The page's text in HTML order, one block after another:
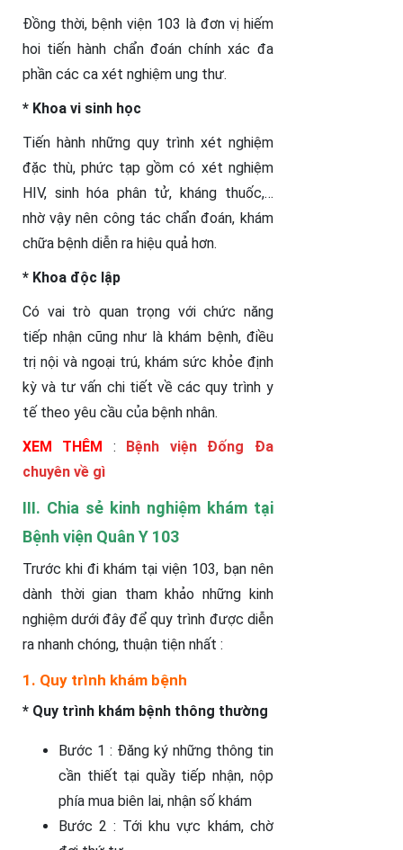
Đồng thời, bệnh viện 103 là đơn vị hiếm
hoi tiến hành chẩn đoán chính xác đa
phần các ca xét nghiệm ung thư.
* Khoa vi sinh học
Tiến hành những quy trình xét nghiệm
đặc thù, phức tạp gồm có xét nghiệm
HIV, sinh hóa phân tử, kháng thuốc,…
nhờ vậy nên công tác chẩn đoán, khám
chữa bệnh diễn ra hiệu quả hơn.
* Khoa độc lập
Có vai trò quan trọng với chức năng
tiếp nhận cũng như là khám bệnh, điều
trị nội và ngoại trú, khám sức khỏe định
kỳ và tư vấn chi tiết về các quy trình y
tế theo yêu cầu của bệnh nhân.
️️️XEM THÊM
:
Bệnh viện Đống Đa
chuyên về gì
III. Chia sẻ kinh nghiệm khám tại
Bệnh viện Quân Y 103
Trước khi đi khám tại viện 103, bạn nên
dành thời gian tham khảo những kinh
nghiệm dưới đây để quy trình được diễn
ra nhanh chóng, thuận tiện nhất :
1. Quy trình khám bệnh
* Quy trình khám bệnh thông thường
Bước 1 : Đăng ký những thông tin
cần thiết tại quầy tiếp nhận, nộp
phía mua biên lai, nhận số khám
Bước 2 : Tới khu vực khám, chờ